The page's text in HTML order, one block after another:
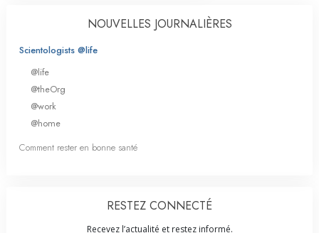
NOUVELLES JOURNALIÈRES
Scientologists @life
@life
@theOrg
@work
@home
Comment rester en bonne santé
RESTEZ CONNECTÉ
Recevez l’actualité et restez informé.